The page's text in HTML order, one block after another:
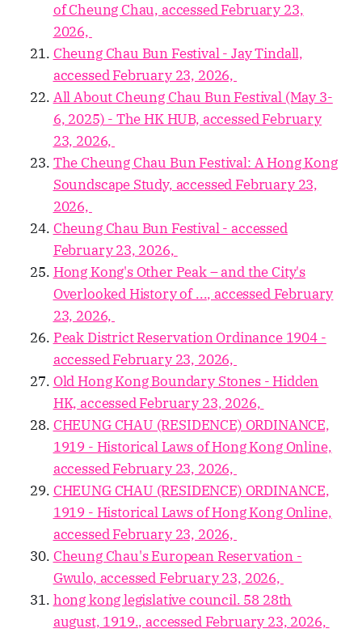
of Cheung Chau, accessed February 23,
2026,
Cheung Chau Bun Festival - Jay Tindall,
accessed February 23, 2026,
All About Cheung Chau Bun Festival (May 3-
6, 2025) - The HK HUB, accessed February
23, 2026,
The Cheung Chau Bun Festival: A Hong Kong
Soundscape Study, accessed February 23,
2026,
Cheung Chau Bun Festival - accessed
February 23, 2026,
Hong Kong's Other Peak – and the City's
Overlooked History of ..., accessed February
23, 2026,
Peak District Reservation Ordinance 1904 -
accessed February 23, 2026,
Old Hong Kong Boundary Stones - Hidden
HK, accessed February 23, 2026,
CHEUNG CHAU (RESIDENCE) ORDINANCE,
1919 - Historical Laws of Hong Kong Online,
accessed February 23, 2026,
CHEUNG CHAU (RESIDENCE) ORDINANCE,
1919 - Historical Laws of Hong Kong Online,
accessed February 23, 2026,
Cheung Chau's European Reservation -
Gwulo, accessed February 23, 2026,
hong kong legislative council. 58 28th
august, 1919., accessed February 23, 2026,